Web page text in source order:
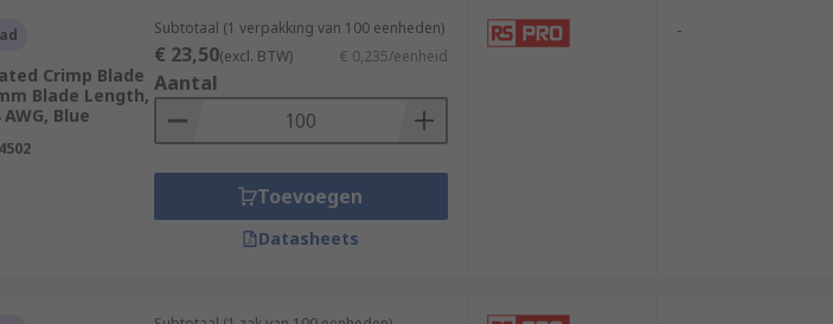
Crimp Blade
Blade Length,
Blue
Subtotaal (1 verpakking van 100 eenheden)
€ 23,50(excl. BTW) € 0,235/eenheid
Aantal
Toevoegen
Datasheets
-